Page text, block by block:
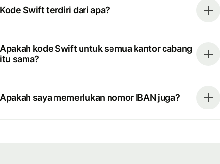
Kode Swift terdiri dari apa?
Apakah kode Swift untuk semua kantor cabang
itu sama?
Apakah saya memerlukan nomor IBAN juga?